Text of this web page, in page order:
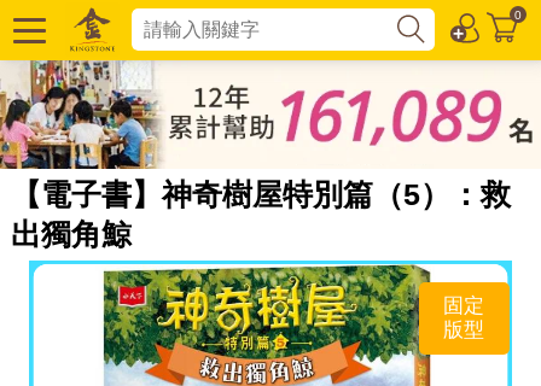
0
【電子書】神奇樹屋特別篇（5）：救
出獨角鯨
固定
版型